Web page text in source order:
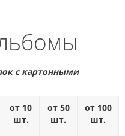
с картонными
от 10
шт.
от 50
шт.
от 100
шт.